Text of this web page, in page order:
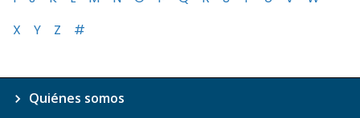
X
Y Z #
Quiénes somos